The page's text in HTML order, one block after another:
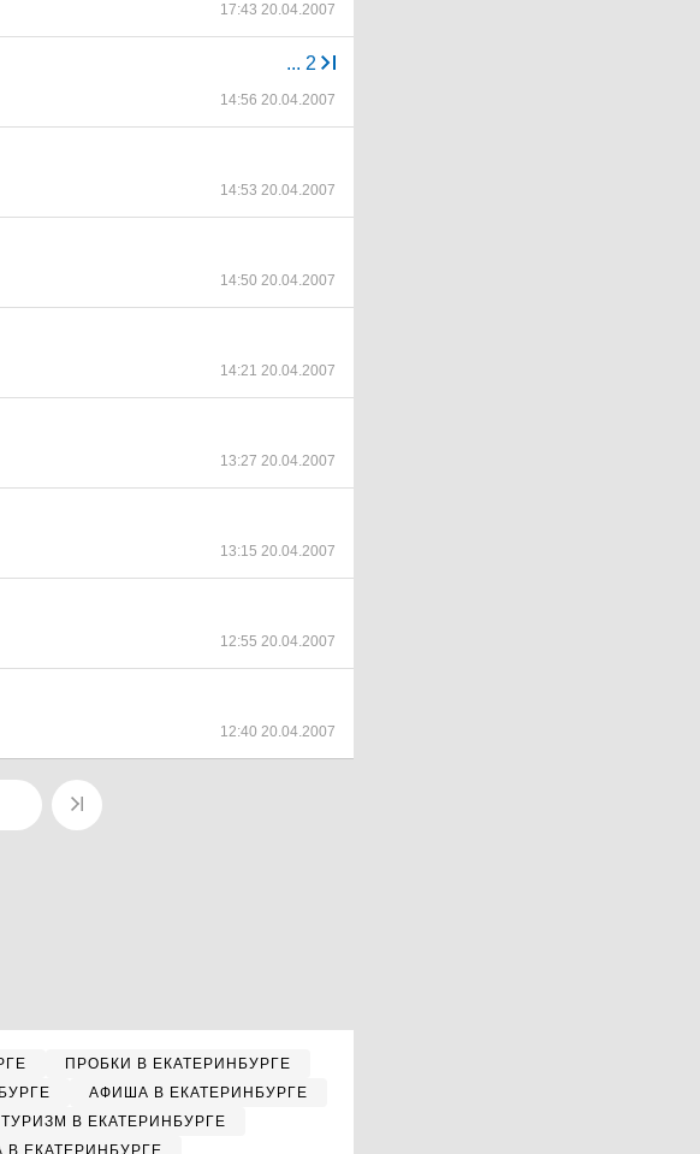
17:43 20.04.2007
... 2
14:56 20.04.2007
14:53 20.04.2007
14:50 20.04.2007
14:21 20.04.2007
13:27 20.04.2007
13:15 20.04.2007
12:55 20.04.2007
12:40 20.04.2007
ПРОБКИ В ЕКАТЕРИНБУРГЕ
АФИША В ЕКАТЕРИНБУРГЕ
ТУРИЗМ В ЕКАТЕРИНБУРГЕ
В ЕКАТЕРИНБУРГЕ